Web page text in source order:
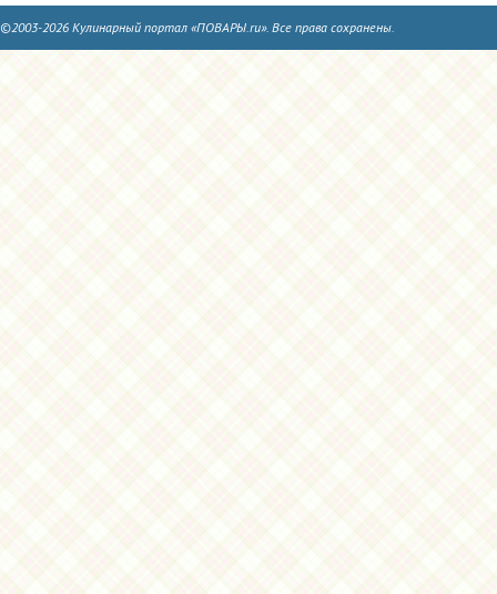
©2003-2026 Кулинарный портал «ПОВАРЫ.ru». Все права сохранены.